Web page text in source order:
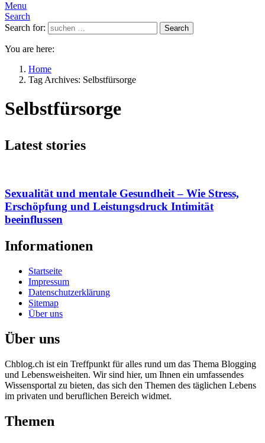
Menu
Search
Search for:
Search
You are here:
Home
Tag Archives: Selbstfürsorge
Selbstfürsorge
Latest stories
Sexualität und mentale Gesundheit – Wie Stress,
Erschöpfung und Leistungsdruck Intimität
beeinflussen
Informationen
Startseite
Impressum
Datenschutzerklärung
Sitemap
Über uns
Über uns
Chblog.ch ist ein Treffpunkt für alles rund um das Thema Blogging
und Lebensweisheiten. Wir sind hier, um Ihnen ein umfassendes
Wissensportal zu bieten, das sich den Themen des täglichen Lebens
im privaten und beruflichen Bereich widmet.
Themen